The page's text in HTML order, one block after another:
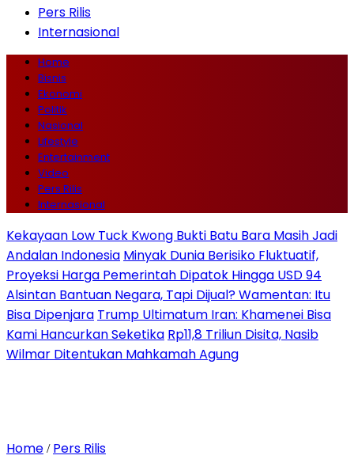
Pers Rilis
Internasional
Home
Bisnis
Ekonomi
Politik
Nasional
Lifestyle
Entertainment
Video
Pers Rilis
Internasional
Kekayaan Low Tuck Kwong Bukti Batu Bara Masih Jadi
Andalan Indonesia Minyak Dunia Berisiko Fluktuatif,
Proyeksi Harga Pemerintah Dipatok Hingga USD 94
Alsintan Bantuan Negara, Tapi Dijual? Wamentan: Itu
Bisa Dipenjara Trump Ultimatum Iran: Khamenei Bisa
Kami Hancurkan Seketika Rp11,8 Triliun Disita, Nasib
Wilmar Ditentukan Mahkamah Agung
Home / Pers Rilis